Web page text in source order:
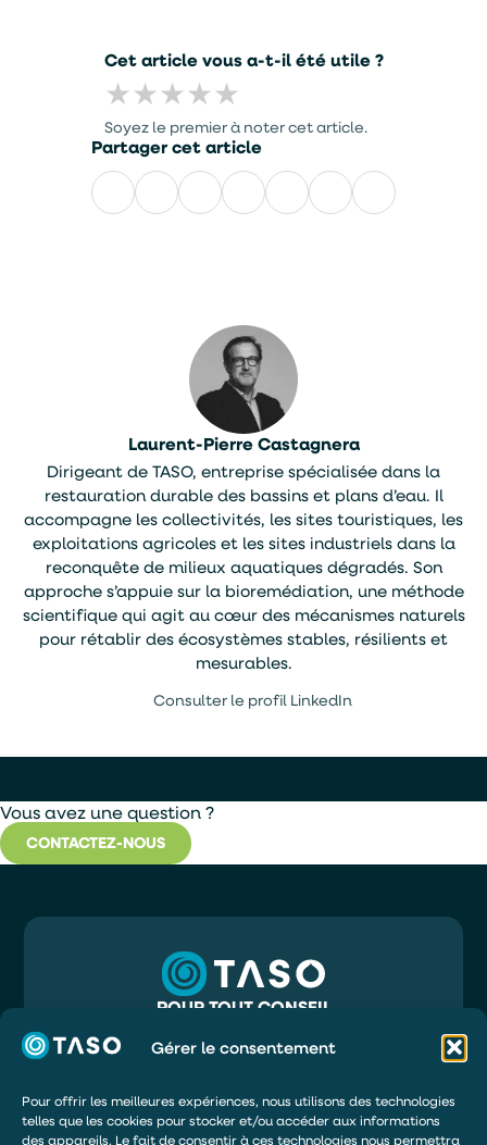
Gérer le consentement
Pour offrir les meilleures expériences, nous utilisons des technologies
telles que les cookies pour stocker et/ou accéder aux informations
des appareils. Le fait de consentir à ces technologies nous permettra
Cet article vous a-t-il été utile ?
★★★★★
Soyez le premier à noter cet article.
Partager cet article
FacebookLinkedIn WhatsApp
E-
Laurent-Pierre Castagnera
Dirigeant de TASO, entreprise spécialisée dans la
restauration durable des bassins et plans d’eau. Il
accompagne les collectivités, les sites touristiques, les
exploitations agricoles et les sites industriels dans la
reconquête de milieux aquatiques dégradés. Son
approche s’appuie sur la bioremédiation, une méthode
scientifique qui agit au cœur des mécanismes naturels
pour rétablir des écosystèmes stables, résilients et
mesurables.
Consulter le profil LinkedIn
Vous avez une question ?
CONTACTEZ-NOUS
POUR TOUT CONSEIL
INFO@TASO.FR
TASO
33130 BÈGLES
DEMANDER UN DEVIS